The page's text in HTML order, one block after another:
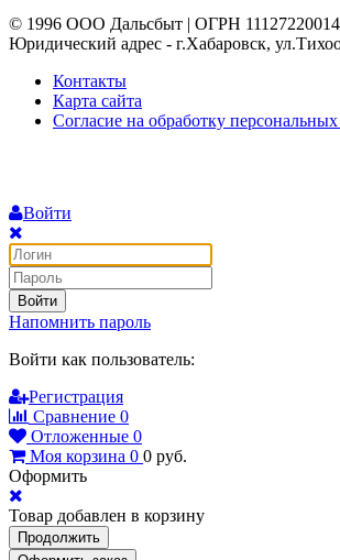
© 1996 ООО Дальсбыт | ОГРН
Юридический адрес - г.Хабаровск,
Контакты
Карта сайта
Согласие на обработку
Войти
Войти
Напомнить пароль
Войти как пользователь:
Регистрация
Сравнение 0
Отложенные 0
Моя корзина 0 0 руб.
Оформить
Товар добавлен в корзину
Продолжить